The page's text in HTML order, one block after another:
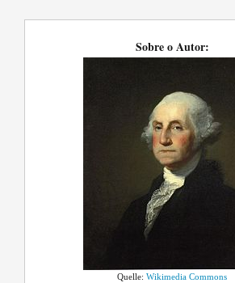
Sobre o Autor:
Quelle:Wikimedia Commons